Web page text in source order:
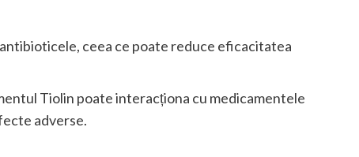
ceea ce poate reduce eficacitatea
Tiolin poate interacționa cu medicamentele
adverse.